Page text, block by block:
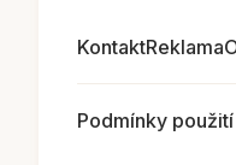
KontaktReklama
Podmínky použití